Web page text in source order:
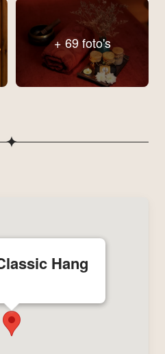
+ 69 foto's
Hang